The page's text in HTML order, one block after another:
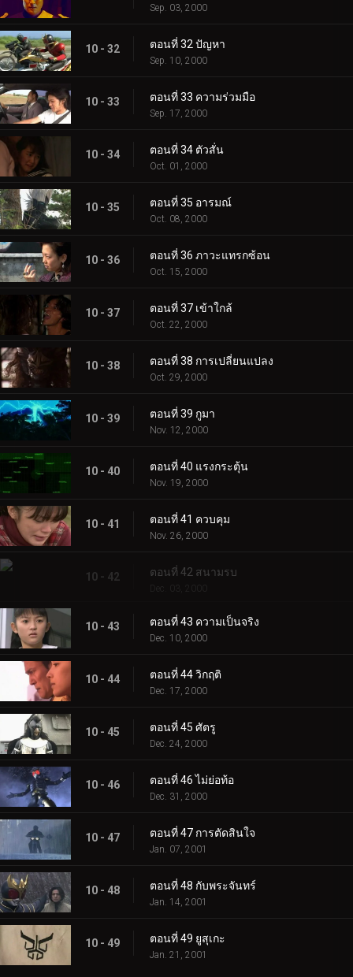
Sep. 03, 2000
10 - 32 ตอนที่ 32 ปัญหา
Sep. 10, 2000
10 - 33 ตอนที่ 33 ความร่วมมือ
Sep. 17, 2000
10 - 34 ตอนที่ 34 ตัวสั่น
Oct. 01, 2000
10 - 35 ตอนที่ 35 อารมณ์
Oct. 08, 2000
10 - 36 ตอนที่ 36 ภาวะแทรกซ้อน
Oct. 15, 2000
10 - 37 ตอนที่ 37 เข้าใกล้
Oct. 22, 2000
10 - 38 ตอนที่ 38 การเปลี่ยนแปลง
Oct. 29, 2000
10 - 39 ตอนที่ 39 กูมา
Nov. 12, 2000
10 - 40 ตอนที่ 40 แรงกระตุ้น
Nov. 19, 2000
10 - 41 ตอนที่ 41 ควบคุม
Nov. 26, 2000
10 - 42 ตอนที่ 42 สนามรบ
Dec. 03, 2000
10 - 43 ตอนที่ 43 ความเป็นจริง
Dec. 10, 2000
10 - 44 ตอนที่ 44 วิกฤติ
Dec. 17, 2000
10 - 45 ตอนที่ 45 ศัตรู
Dec. 24, 2000
10 - 46 ตอนที่ 46 ไม่ย่อท้อ
Dec. 31, 2000
10 - 47 ตอนที่ 47 การตัดสินใจ
Jan. 07, 2001
10 - 48 ตอนที่ 48 กับพระจันทร์
Jan. 14, 2001
10 - 49 ตอนที่ 49 ยูสุเกะ
Jan. 21, 2001